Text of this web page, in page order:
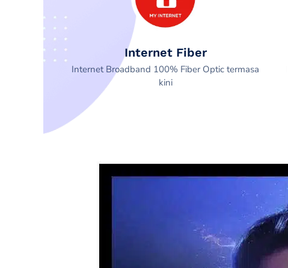
Internet Fiber
Internet Broadband 100% Fiber Optic termasa
kini